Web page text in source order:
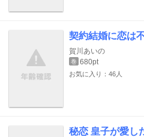
契約結婚に恋は
賀川あいの
巻 680pt
お気に入り：46人
秘恋 皇子が愛し